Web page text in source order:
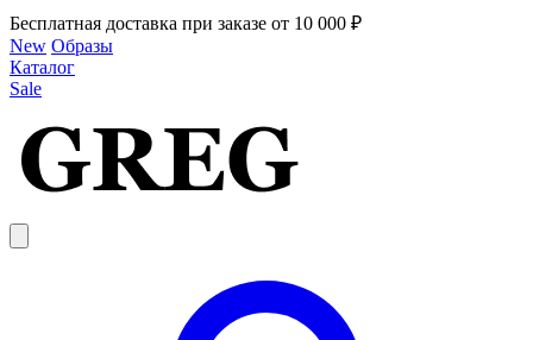
Бесплатная доставка при заказе от 10 000 ₽
New Образы
Каталог
Sale